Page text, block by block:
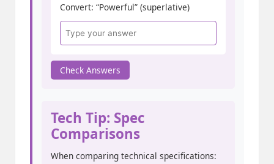
Convert: “Powerful” (superlative)
Check Answers
Tech Tip: Spec
Comparisons
When comparing technical specifications: